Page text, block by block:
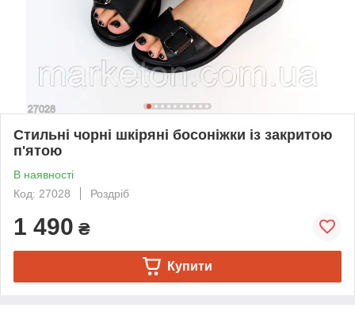
Стильні чорні шкіряні босоніжки із закритою
п'ятою
В наявності
Код: 27028
Роздріб
1 490 ₴
Купити